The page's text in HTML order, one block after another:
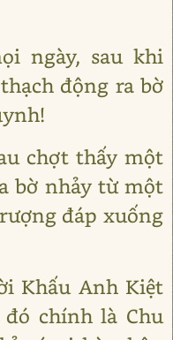
ngày, sau khi
động ra bờ
chợt thấy một
bờ nhảy từ một
đáp xuống
Khấu Anh Kiệt
chính là Chu